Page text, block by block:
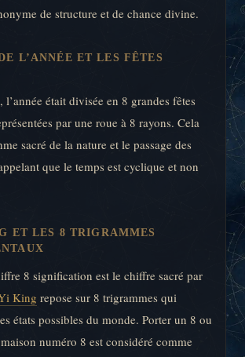
de structure et de chance divine.
L’ANNÉE ET LES FÊTES
l’année était divisée en 8 grandes fêtes
par une roue à 8 rayons. Cela
sacré de la nature et le passage des
que le temps est cyclique et non
ET LES 8 TRIGRAMMES
8 signification est le chiffre sacré par
King repose sur 8 trigrammes qui
états possibles du monde. Porter un 8 ou
numéro 8 est considéré comme